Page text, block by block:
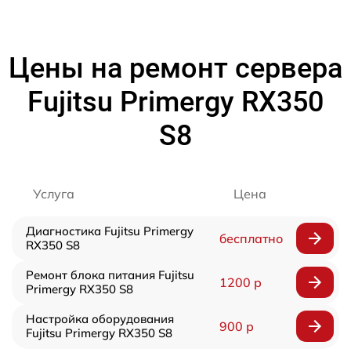
Цены на ремонт сервера
Fujitsu Primergy RX350
S8
Услуга Цена
Диагностика Fujitsu Primergy
RX350 S8
бесплатно
Ремонт блока питания Fujitsu
Primergy RX350 S8
1200 р
Настройка оборудования
Fujitsu Primergy RX350 S8
900 р